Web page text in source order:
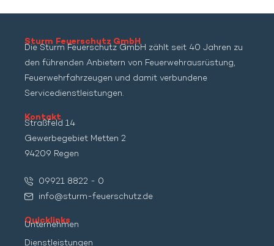
Sturm Feuerschutz GmbH
Die Sturm Feuerschutz GmbH zählt seit 40 Jahren zu
den führenden Anbietern von Feuerwehrausrüstung,
Feuerwehrfahrzeugen und damit verbundene
Servicedienstleistungen.
Kontakt
Straßfeld 14
Gewerbegebiet Metten 2
94209 Regen
09921 8822 - 0
info@sturm-feuerschutz.de
Quicklinks
Unternehmen
Dienstleistungen